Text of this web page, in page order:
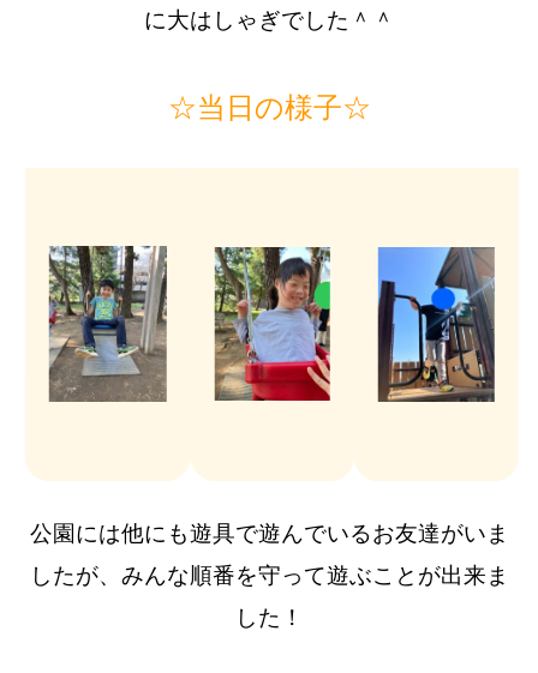
に大はしゃぎでした＾＾
☆当日の様子☆
公園には他にも遊具で遊んでいるお友達がいま
したが、みんな順番を守って遊ぶことが出来ま
した！